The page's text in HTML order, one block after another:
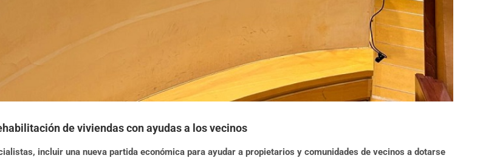
de viviendas con ayudas a los vecinos
incluir una nueva partida económica para ayudar a propietarios y comunidades de vecinos a dotarse